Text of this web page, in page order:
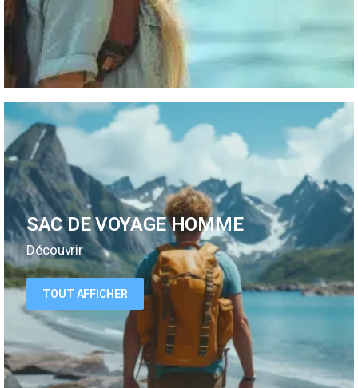
SAC DE VOYAGE HOMME
Découvrir
TOUT AFFICHER